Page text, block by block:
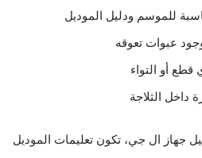
للموسم ودليل الموديل
عبوات تعوقه
أو التواء
داخل الثلاجة
جهاز ال جي، تكون تعليمات الموديل